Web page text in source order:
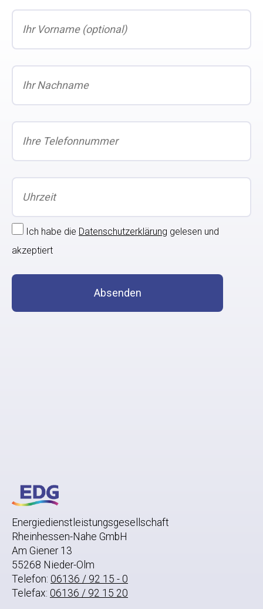
Ich habe die Datenschutzerklärung gelesen und
akzeptiert
Absenden
Energiedienstleistungsgesellschaft
Rheinhessen-Nahe GmbH
Am Giener 13
55268 Nieder-Olm
Telefon: 06136 / 92 15 - 0
Telefax: 06136 / 92 15 20